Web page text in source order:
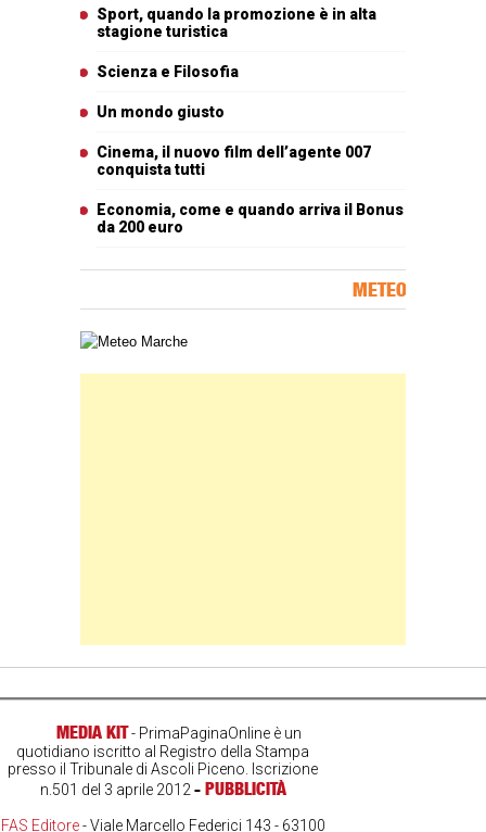
Sport, quando la promozione è in alta
stagione turistica
Scienza e Filosofia
Un mondo giusto
Cinema, il nuovo film dell’agente 007
conquista tutti
Economia, come e quando arriva il Bonus
da 200 euro
METEO
Carta meteorologica delle Marche
MEDIA KIT- PrimaPaginaOnline è un
quotidiano iscritto al Registro della Stampa
presso il Tribunale di Ascoli Piceno. Iscrizione
n.501 del 3 aprile 2012- PUBBLICITÀ
FAS Editore- Viale Marcello Federici 143 - 63100